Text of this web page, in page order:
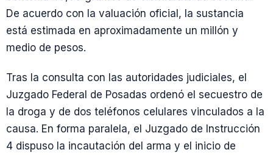
De acuerdo con la valuación oficial, la sustancia
está estimada en aproximadamente un millón y
medio de pesos.
Tras la consulta con las autoridades judiciales, el
Juzgado Federal de Posadas ordenó el secuestro de
la droga y de dos teléfonos celulares vinculados a la
causa. En forma paralela, el Juzgado de Instrucción
4 dispuso la incautación del arma y el inicio de